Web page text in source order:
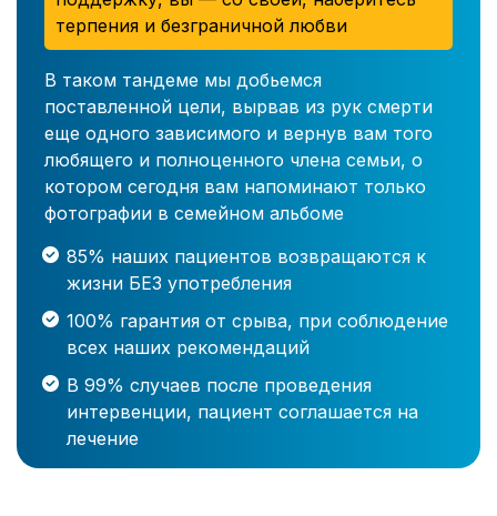
терпения и безграничной любви
В таком тандеме мы добьемся
поставленной цели, вырвав из рук смерти
еще одного зависимого и вернув вам того
любящего и полноценного члена семьи, о
котором сегодня вам напоминают только
фотографии в семейном альбоме
85% наших пациентов возвращаются к
жизни БЕЗ употребления
100% гарантия от срыва, при соблюдение
всех наших рекомендаций
В 99% случаев после проведения
интервенции, пациент соглашается на
лечение